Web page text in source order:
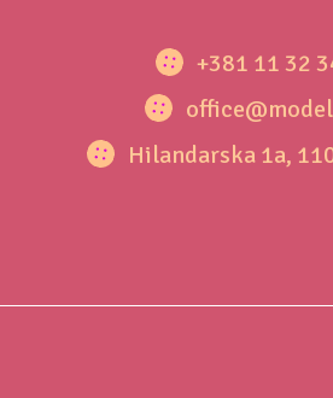
+381 11 32
Hilandarska 1a,